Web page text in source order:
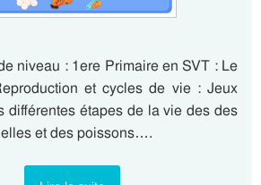
niveau : 1ere Primaire en SVT : Le
et cycles de vie : Jeux
différentes étapes de la vie des des
et des poissons….